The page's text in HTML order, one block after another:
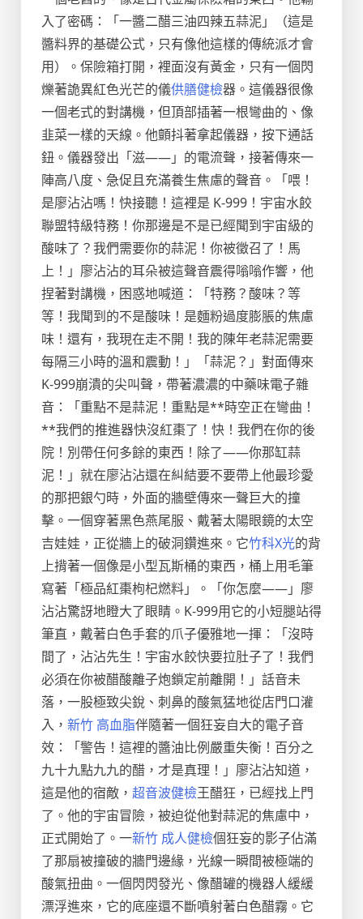
入了密碼：「一醬二醋三油四辣五蒜泥」（這是
醬料界的基礎公式，只有像他這樣的傳統派才會
用）。保險箱打開，裡面沒有黃金，只有一個閃
爍著詭異紅色光芒的儀供膳健檢器。這儀器很像
一個老式的對講機，但頂部插著一根彎曲的、像
韭菜一樣的天線。他顫抖著拿起儀器，按下通話
鈕。儀器發出「滋——」的電流聲，接著傳來一
陣高八度、急促且充滿養生焦慮的聲音。「喂！
是廖沾沾嗎！快接聽！這裡是 K-999！宇宙水餃
聯盟特級特務！你那邊是不是已經聞到宇宙級的
酸味了？我們需要你的蒜泥！你被徵召了！馬
上！」廖沾沾的耳朵被這聲音震得嗡嗡作響，他
捏著對講機，困惑地喊道：「特務？酸味？等
等！我聞到的不是酸味！是麵粉過度膨脹的焦慮
味！還有，我現在走不開！我的陳年老蒜泥需要
每隔三小時的溫和震動！」「蒜泥？」對面傳來
K-999崩潰的尖叫聲，帶著濃濃的中藥味電子雜
音：「重點不是蒜泥！重點是**時空正在彎曲！
**我們的推進器快沒紅棗了！快！我們在你的後
院！別帶任何多餘的東西！除了——你那缸蒜
泥！」就在廖沾沾還在糾結要不要帶上他最珍愛
的那把銀勺時，外面的牆壁傳來一聲巨大的撞
擊。一個穿著黑色燕尾服、戴著太陽眼鏡的太空
吉娃娃，正從牆上的破洞鑽進來。它竹科X光的背
上揹著一個像是小型瓦斯桶的東西，桶上用毛筆
寫著「極品紅棗枸杞燃料」。「你怎麼——」廖
沾沾驚訝地瞪大了眼睛。K-999用它的小短腿站得
筆直，戴著白色手套的爪子優雅地一揮：「沒時
間了，沾沾先生！宇宙水餃快要拉肚子了！我們
必須在你被醋酸離子炮鎖定前離開！」話音未
落，一股極致尖銳、刺鼻的酸氣猛地從店門口灌
入， 新竹 高血脂伴隨著一個狂妄自大的電子音
效：「警告！這裡的醬油比例嚴重失衡！百分之
九十九點九九的醋，才是真理！」廖沾沾知道，
這是他的宿敵， 超音波健檢王醋狂，已經找上門
了。他的宇宙冒險，被迫從他對蒜泥的焦慮中，
正式開始了。一新竹 成人健檢個狂妄的影子佔滿
了那扇被撞破的牆門邊緣，光線一瞬間被極端的
酸氣扭曲。一個閃閃發光、像醋罐的機器人緩緩
漂浮進來，它的底座還不斷噴射著白色醋霧。它